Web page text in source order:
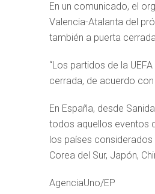
En un comunicado, el
Valencia-Atalanta del
también a puerta
“Los partidos de la
cerrada, de acuerdo
En España, desde
todos aquellos eventos
los países
Corea del Sur, Japón,
AgenciaUno/EP